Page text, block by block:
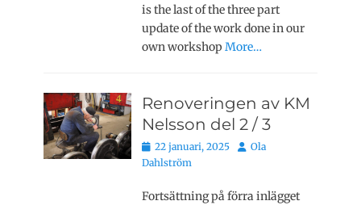
is the last of the three part
update of the work done in our
own workshopMore…
Renoveringen av KM
Nelsson del 2 / 3
Publicerat
den
22 januari, 2025 Författare
Ola
Dahlström
Fortsättning på förra inlägget